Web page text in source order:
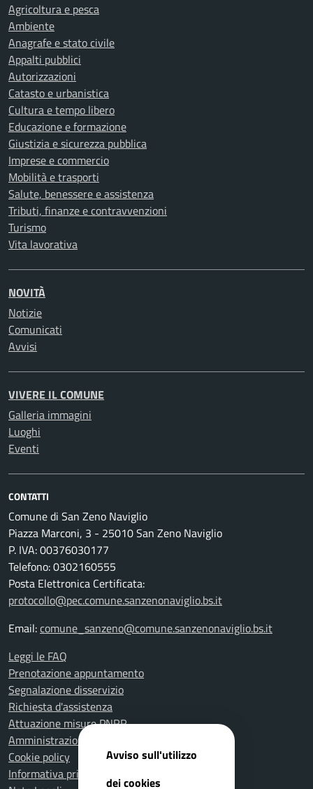
Agricoltura e pesca
Ambiente
Anagrafe e stato civile
Appalti pubblici
Autorizzazioni
Catasto e urbanistica
Cultura e tempo libero
Educazione e formazione
Giustizia e sicurezza pubblica
Imprese e commercio
Mobilità e trasporti
Salute, benessere e assistenza
Tributi, finanze e contravvenzioni
Turismo
Vita lavorativa
NOVITÀ
Notizie
Comunicati
Avvisi
VIVERE IL COMUNE
Galleria immagini
Luoghi
Eventi
CONTATTI
Comune di San Zeno Naviglio
Piazza Marconi, 3 - 25010 San Zeno Naviglio
P. IVA: 00376030177
Telefono: 0302160555
Posta Elettronica Certificata:
protocollo@pec.comune.sanzenonaviglio.bs.it
Email:comune_sanzeno@comune.sanzenonaviglio.bs.it
Leggi le FAQ
Prenotazione appuntamento
Segnalazione disservizio
Richiesta d'assistenza
Attuazione misure PNRR
Amministrazione trasparente
Cookie policy
Informativa privacy
Avviso sull'utilizzo
dei cookies